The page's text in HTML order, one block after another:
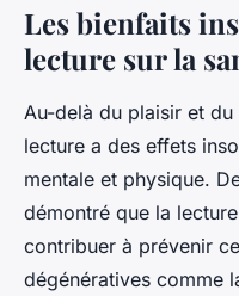
Les bienfaits
lecture sur la
Au-delà du plaisir et
lecture a des effets
mentale et physique.
démontré que la
contribuer à prévenir
dégénératives comme